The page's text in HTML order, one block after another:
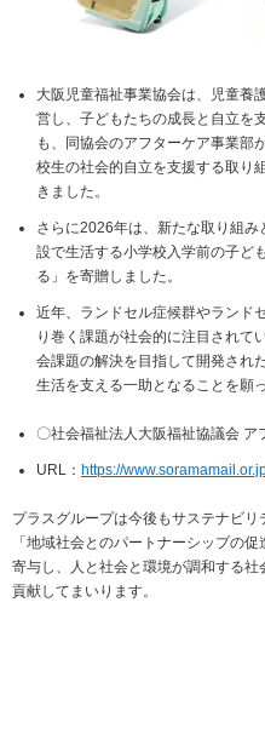
大阪児童福祉事業協会は、児童養
営し、子どもたちの成長と自立を
も、同協会のアフターケア事業部
校生の社会的自立を支援する取り
きました。
さらに2026年は、新たな取り組
設で生活する小学校入学前の子ど
る」を寄贈しました。
近年、ランドセル症候群やランド
り巻く課題が社会的に注目されて
会課題の解決を目指して開発され
生活を支える一助となることを願
〇社会福祉法人大阪福祉協議会 ア
URL： https://
プラスグループは今後もサステナビ
「地域社会とのパートナーシップの
寄与し、人と社会と環境が調和する
貢献してまいります。